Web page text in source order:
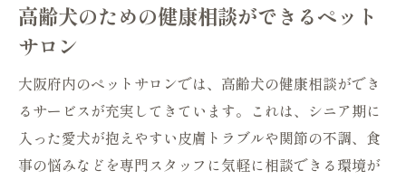
高齢犬のための健康相談ができるペット
サロン
大阪府内のペットサロンでは、高齢犬の健康相談ができ
るサービスが充実してきています。これは、シニア期に
入った愛犬が抱えやすい皮膚トラブルや関節の不調、食
事の悩みなどを専門スタッフに気軽に相談できる環境が